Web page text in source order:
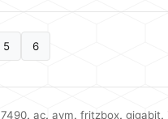
5 6
7490, ac, avm, fritzbox, gigabit,